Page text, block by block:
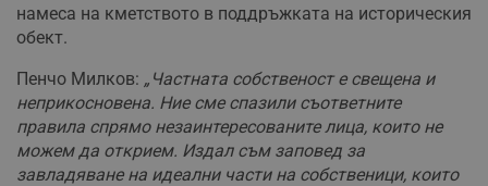
намеса на кметството в поддръжката на историческия
обект.
Пенчо Милков: „Частната собственост е свещена и
неприкосновена. Ние сме спазили съответните
правила спрямо незаинтересованите лица, които не
можем да открием. Издал съм заповед за
завладяване на идеални части на собственици, които